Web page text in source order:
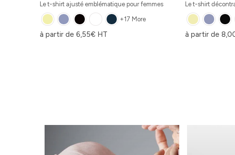
Le t-shirt ajusté emblématique pour femmes
+17 More
à partir de 6,55€ HT
Le t-shirt
à partir de